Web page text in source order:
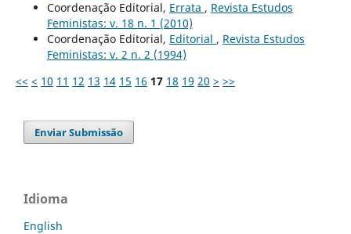
Coordenação Editorial, Errata , Revista Estudos
Feministas: v. 18 n. 1 (2010)
Coordenação Editorial, Editorial , Revista Estudos
Feministas: v. 2 n. 2 (1994)
<< < 10 11 12 13 14 15 16 17 18 19 20 > >>
Enviar Submissão
Idioma
English